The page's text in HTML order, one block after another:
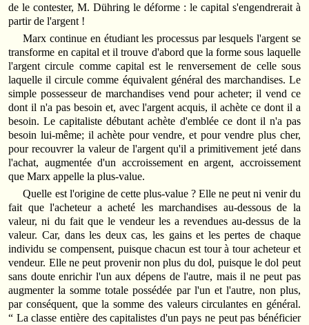
de le contester, M. Dühring le déforme : le capital s'engendrerait à
partir de l'argent !
Marx continue en étudiant les processus par lesquels l'argent se
transforme en capital et il trouve d'abord que la forme sous laquelle
l'argent circule comme capital est le renversement de celle sous
laquelle il circule comme équivalent général des marchandises. Le
simple possesseur de marchandises vend pour acheter; il vend ce
dont il n'a pas besoin et, avec l'argent acquis, il achète ce dont il a
besoin. Le capitaliste débutant achète d'emblée ce dont il n'a pas
besoin lui-même; il achète pour vendre, et pour vendre plus cher,
pour recouvrer la valeur de l'argent qu'il a primitivement jeté dans
l'achat, augmentée d'un accroissement en argent, accroissement
que Marx appelle la plus-value.
Quelle est l'origine de cette plus-value ? Elle ne peut ni venir du
fait que l'acheteur a acheté les marchandises au-dessous de la
valeur, ni du fait que le vendeur les a revendues au-dessus de la
valeur. Car, dans les deux cas, les gains et les pertes de chaque
individu se compensent, puisque chacun est tour à tour acheteur et
vendeur. Elle ne peut provenir non plus du dol, puisque le dol peut
sans doute enrichir l'un aux dépens de l'autre, mais il ne peut pas
augmenter la somme totale possédée par l'un et l'autre, non plus,
par conséquent, que la somme des valeurs circulantes en général.
“ La classe entière des capitalistes d'un pays ne peut pas bénéficier